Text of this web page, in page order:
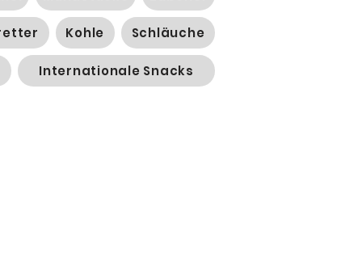
Kohle Schläuche
Internationale Snacks